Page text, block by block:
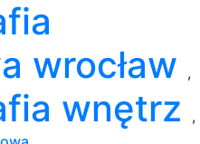
wrocław
,
wnętrz
,